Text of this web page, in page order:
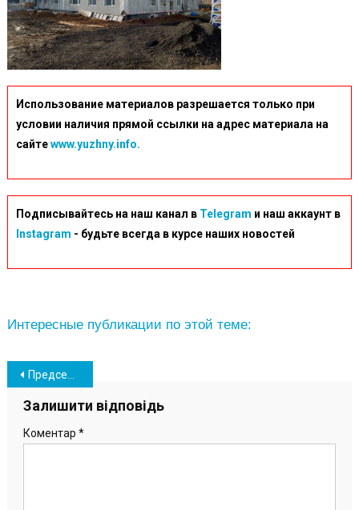
Использование материалов разрешается только при
условии наличия прямой ссылки на адрес материала на
сайтеwww.yuzhny.info.
Подписывайтесь на наш канал в Telegram и наш аккаунт в
Instagram - будьте всегда в курсе наших новостей
Интересные публикации по этой теме:
Навігація
записів
Председатель Одесской ОГА посетил Южный с рабочим визитом (видео, фото)
Залишити відповідь
Коментар *